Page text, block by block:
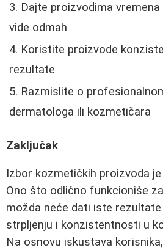
Dajte proizvodima
vide odmah
Koristite proizvode
rezultate
Razmislite o
dermatologa ili kozmetičara
Zaključak
Izbor kozmetičkih proizvoda
Ono što odlično funkcioniše
možda neće dati iste rezultate
strpljenju i konzistentnosti u
Na osnovu iskustava